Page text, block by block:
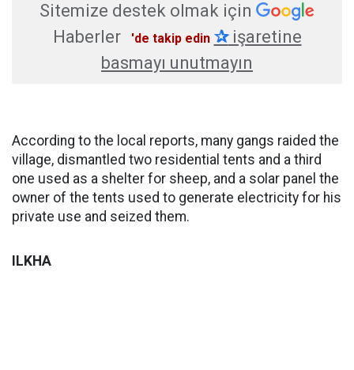
Sitemize destek olmak için
Haberler
'de takip edin ✰işaretine
basmayı unutmayın
According to the local reports, many gangs raided the
village, dismantled two residential tents and a third
one used as a shelter for sheep, and a solar panel the
owner of the tents used to generate electricity for his
private use and seized them.
ILKHA